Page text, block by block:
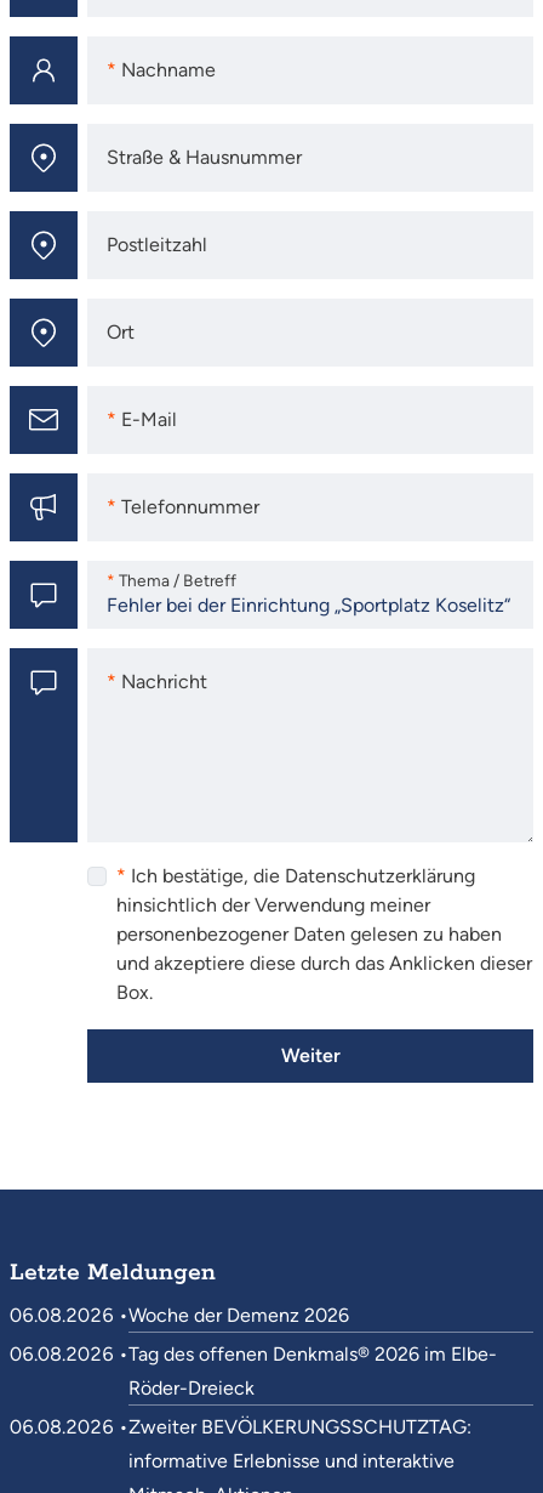
Nachname Nachname
Straße & Hausnummer
Straße & Hausnummer
PostleitzahlPostleitzahl
Ort Ort
E-Mail E-Mail
TelefonnummerTelefonnummer
Thema / Betreff
Thema / Betreff
Nachricht Nachricht
Ich bestätige, die Datenschutzerklärung
hinsichtlich der Verwendung meiner
personenbezogener Daten gelesen zu haben
und akzeptiere diese durch das Anklicken dieser
Box.
Weiter
Letzte Meldungen
06.08.2026 •Woche der Demenz 2026
06.08.2026 •Tag des offenen Denkmals® 2026 im Elbe-
Röder-Dreieck
06.08.2026 •Zweiter BEVÖLKERUNGSSCHUTZTAG:
informative Erlebnisse und interaktive